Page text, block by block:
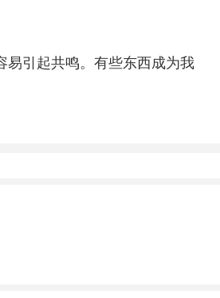
引起共鸣。有些东西成为我